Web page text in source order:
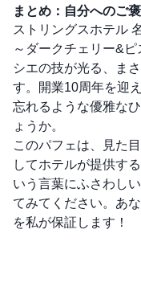
まとめ：自分へのご
ストリングスホテル
～ダークチェリー&
シエの技が光る、ま
す。開業10周年を迎
忘れるような優雅な
ょうか。
このパフェは、見た
してホテルが提供す
いう言葉にふさわし
てみてください。あ
を私が保証します！